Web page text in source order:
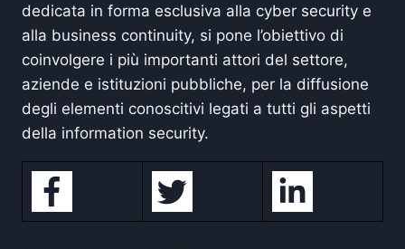
dedicata in forma esclusiva alla cyber security e
alla business continuity, si pone l’obiettivo di
coinvolgere i più importanti attori del settore,
aziende e istituzioni pubbliche, per la diffusione
degli elementi conoscitivi legati a tutti gli aspetti
della information security.